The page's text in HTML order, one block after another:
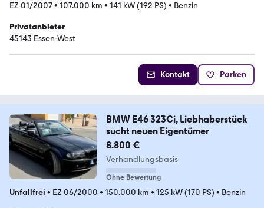
EZ 01/2007• 107.000 km • 141 kW (192 PS) • Benzin
Privatanbieter
45143 Essen-West
Kontakt Parken
BMW E46 323Ci, Liebhaberstück
sucht neuen Eigentümer
8.800 €
Verhandlungsbasis
Ohne Bewertung
Unfallfrei • EZ 06/2000 • 150.000 km • 125 kW (170 PS) • Benzin